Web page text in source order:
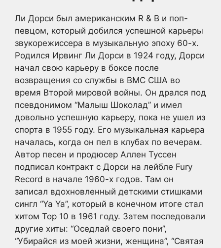
Ли Дорси был американским R & B и поп-
певцом, который добился успешной карьеры
звукорежиссера в музыкальную эпоху 60-х.
Родился Ирвинг Ли Дорси в 1924 году, Дорси
начал свою карьеру в боксе после
возвращения со службы в ВМС США во
время Второй мировой войны. Он дрался под
псевдонимом “Малыш Шоколад” и имел
довольно успешную карьеру, пока не ушел из
спорта в 1955 году. Его музыкальная карьера
началась, когда он пел в клубах по вечерам.
Автор песен и продюсер Аллен Туссен
подписал контракт с Дорси на лейбле Fury
Record в начале 1960-х годов. Там он
записал вдохновленный детскими стишками
сингл “Ya Ya”, который в конечном итоге стал
хитом Top 10 в 1961 году. Затем последовали
другие хиты: “Оседлай своего пони”,
“Убирайся из моей жизни, женщина”, “Святая